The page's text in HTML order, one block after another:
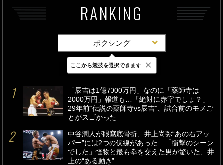
RANKING
ボクシング
最新 24時間 週間
「辰吉は1億7000万円」なのに「薬師寺は
2000万円」報道も…「絶対に赤字でしょ？」
29年前“伝説の薬師寺vs辰吉”、試合前のモメご
とがスゴかった
中谷潤人が眼窩底骨折、井上尚弥“あの右アッ
パー”には2つの伏線があった…「衝撃のシーン
でした」怪物と最も拳を交えた男が驚いた、井
上の“ある動き”
ここから競技を選択できます ×